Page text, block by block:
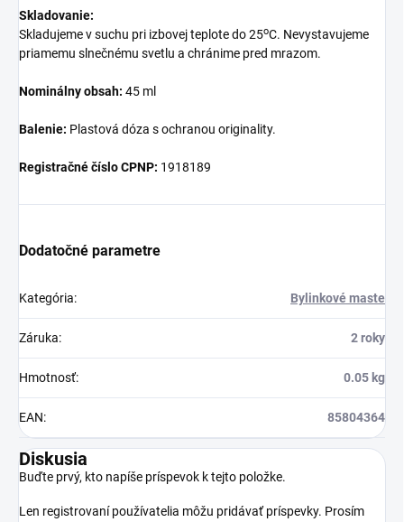
Skladovanie:
Skladujeme v suchu pri izbovej teplote do 25oC. Nevystavujeme
priamemu slnečnému svetlu a chránime pred mrazom.
Nominálny obsah: 45 ml
Balenie: Plastová dóza s ochranou originality.
Registračné číslo CPNP: 1918189
Dodatočné parametre
Kategória: Bylinkové maste
Záruka: 2 roky
Hmotnosť: 0.05 kg
EAN: 85804364
Diskusia
Buďte prvý, kto napíše príspevok k tejto položke.
Len registrovaní používatelia môžu pridávať príspevky. Prosím